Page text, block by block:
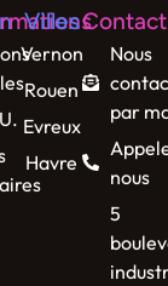
Villes
Vernon
Rouen
Evreux
Havre
Contact
Nous
par
nous
5